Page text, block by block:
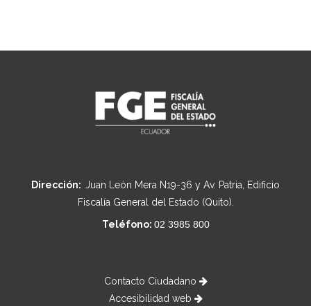
Dirección: Juan León Mera N19-36 y Av. Patria, Edificio
Fiscalía General del Estado (Quito).
Teléfono: 02 3985 800
Contacto Ciudadano
Accesibilidad web